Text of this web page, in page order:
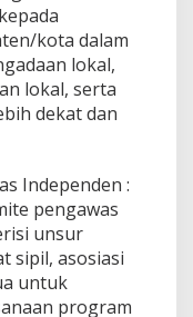
kota dalam
lokal,
lokal, serta
dekat dan
Independen :
pengawas
unsur
sipil, asosiasi
untuk
program